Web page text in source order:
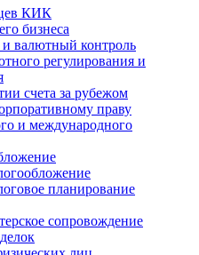
КИК
бизнеса
валютный контроль
регулирования и
счета за рубежом
праву
и международного
планирование
сопровождение